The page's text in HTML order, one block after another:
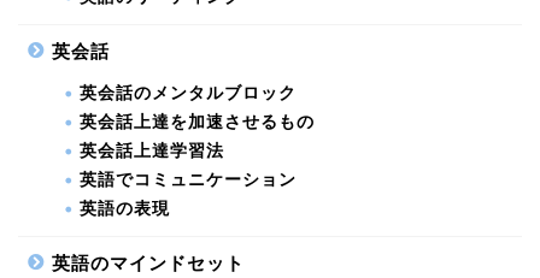
英会話
英会話のメンタルブロック
英会話上達を加速させるもの
英会話上達学習法
英語でコミュニケーション
英語の表現
英語のマインドセット